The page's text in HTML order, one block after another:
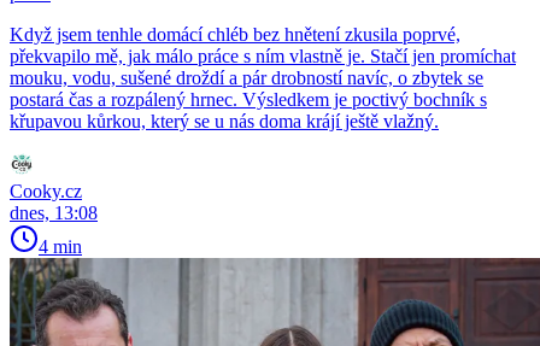
Když jsem tenhle domácí chléb bez hnětení zkusila poprvé,
překvapilo mě, jak málo práce s ním vlastně je. Stačí jen promíchat
mouku, vodu, sušené droždí a pár drobností navíc, o zbytek se
postará čas a rozpálený hrnec. Výsledkem je poctivý bochník s
křupavou kůrkou, který se u nás doma krájí ještě vlažný.
Cooky.cz
dnes, 13:08
4 min